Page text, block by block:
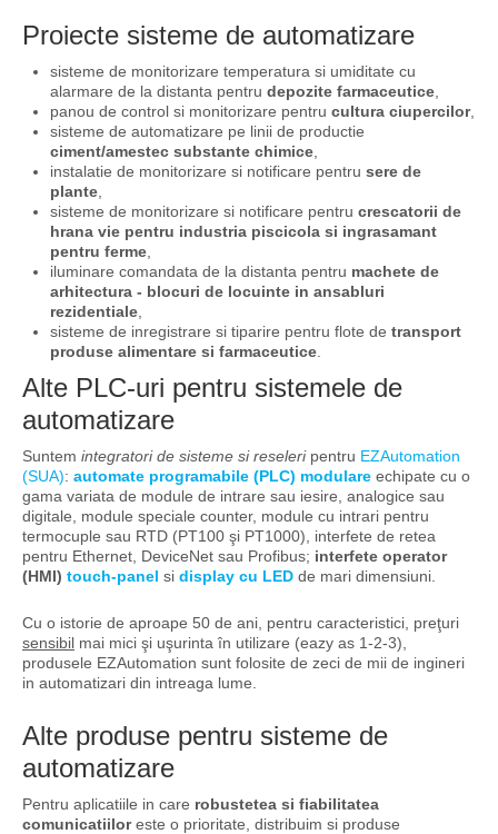
Proiecte sisteme de automatizare
sisteme de monitorizare temperatura si umiditate cu
alarmare de la distanta pentru depozite farmaceutice
panou de control si monitorizare pentru cultura ciupercilor,
sisteme de automatizare pe linii de productie
ciment/amestec substante chimice
instalatie de monitorizare si notificare pentru sere de
plante
sisteme de monitorizare si notificare pentru crescatorii de
hrana vie pentru industria piscicola si ingrasamant
pentru ferme
iluminare comandata de la distanta pentru machete de
arhitectura - blocuri de locuinte in ansabluri
rezidentiale
sisteme de inregistrare si tiparire pentru flote de transport
produse alimentare si farmaceutice
Alte PLC-uri pentru sistemele de
automatizare
Suntem integratori de sisteme si reseleri pentru EZAutomation
(SUA): automate programabile (PLC) modulare echipate cu o
gama variata de module de intrare sau iesire, analogice sau
digitale, module speciale counter, module cu intrari pentru
termocuple sau RTD (PT100 şi PT1000), interfete de retea
pentru Ethernet, DeviceNet sau Profibus; interfete operator
(HMI) touch-panel si display cu LED de mari dimensiuni.
Cu o istorie de aproape 50 de ani, pentru caracteristici, preţuri
sensibil mai mici şi uşurinta în utilizare (eazy as 1-2-3),
produsele EZAutomation sunt folosite de zeci de mii de ingineri
in automatizari din intreaga lume.
Alte produse pentru sisteme de
automatizare
Pentru aplicatiile in care robustetea si fiabilitatea
comunicatiiloreste o prioritate, distribuim si produse